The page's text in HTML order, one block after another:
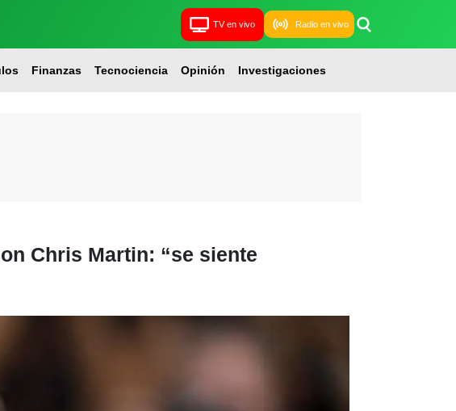
TV en vivo Radio en vivo
Finanzas Tecnociencia Opinión Investigaciones
Chris Martin: “se siente